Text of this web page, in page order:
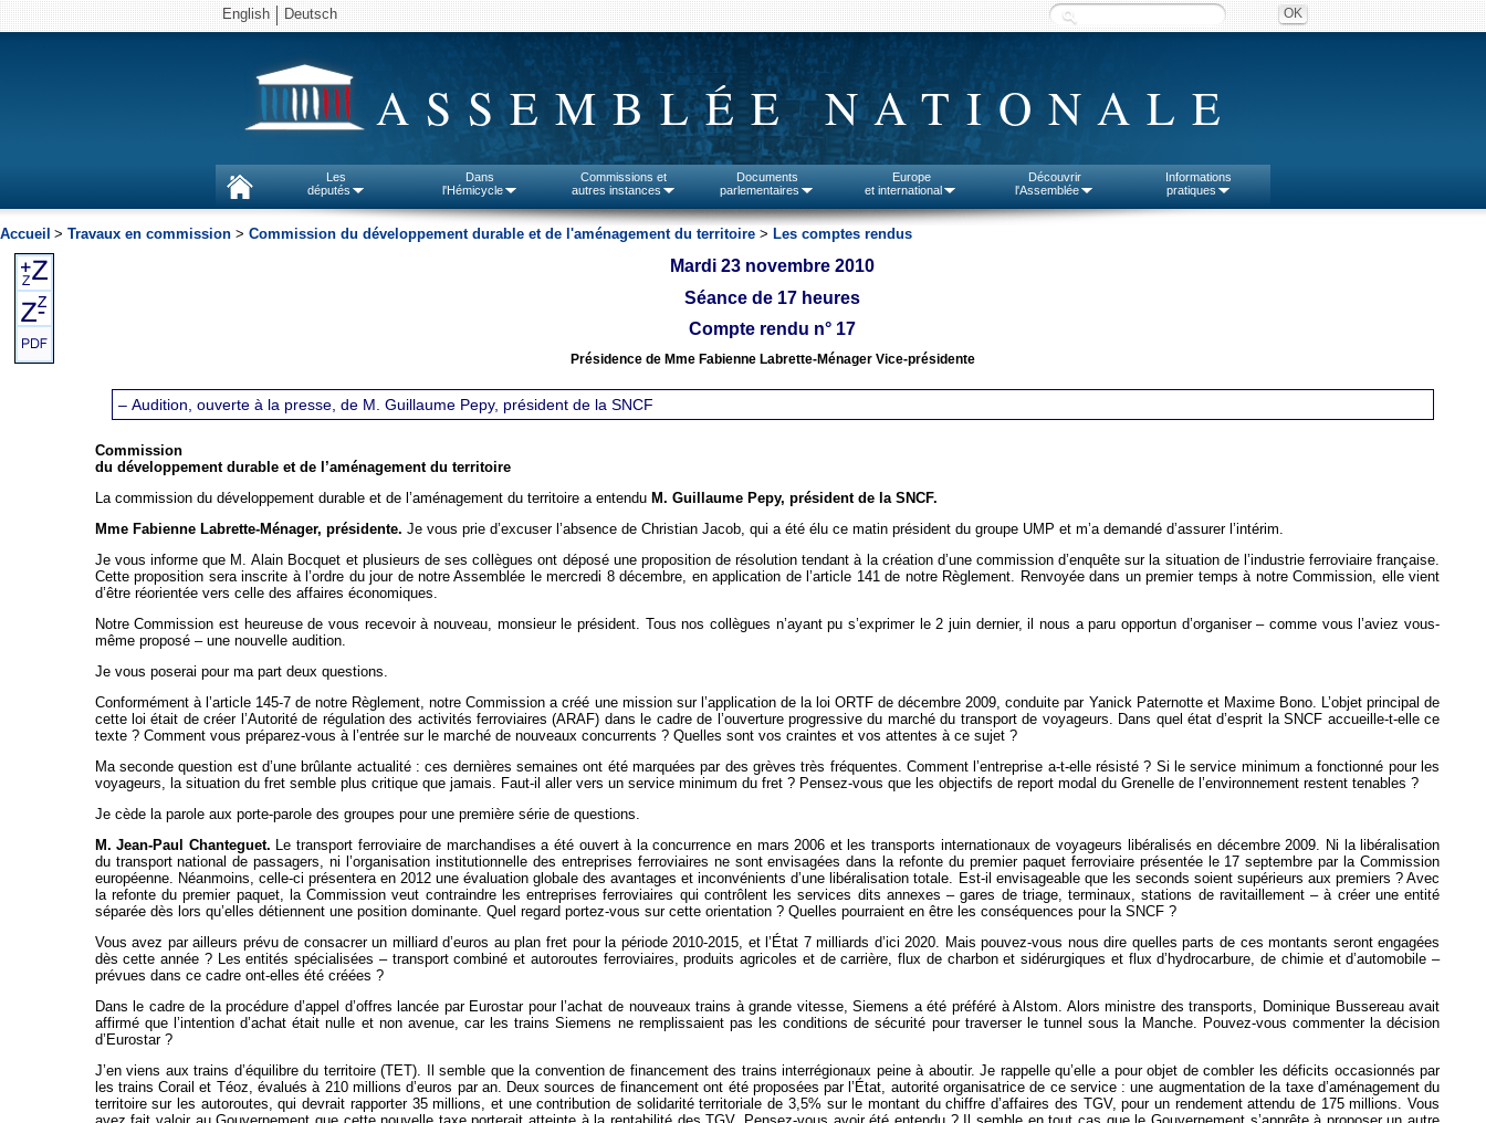
English Deutsch
ASSEMBLÉE NATIONALE
Les
députés
Dans
l'Hémicycle
Commissions et
autres instances
Documents
parlementaires
Europe
et international
Découvrir
l'Assemblée
Informations
pratiques
Accueil > Travaux en commission > Commission du développement durable et de l'aménagement du territoire > Les comptes rendus
Mardi 23 novembre 2010
Séance de 17 heures
Compte rendu n° 17
Présidence de Mme Fabienne Labrette-Ménager Vice-présidente
– Audition, ouverte à la presse, de M. Guillaume Pepy, président de la SNCF
Commission
du développement durable et de l’aménagement du territoire
La commission du développement durable et de l’aménagement du territoire a entendu M. Guillaume Pepy, président de la SNCF.
Mme Fabienne Labrette-Ménager, présidente. Je vous prie d’excuser l’absence de Christian Jacob, qui a été élu ce matin président du groupe UMP et m’a demandé d’assurer l’intérim.
Je vous informe que M. Alain Bocquet et plusieurs de ses collègues ont déposé une proposition de résolution tendant à la création d’une commission d’enquête sur la situation de l’industrie ferroviaire française.
Cette proposition sera inscrite à l’ordre du jour de notre Assemblée le mercredi 8 décembre, en application de l’article 141 de notre Règlement. Renvoyée dans un premier temps à notre Commission, elle vient
d’être réorientée vers celle des affaires économiques.
Notre Commission est heureuse de vous recevoir à nouveau, monsieur le président. Tous nos collègues n’ayant pu s’exprimer le 2 juin dernier, il nous a paru opportun d’organiser – comme vous l’aviez vous-
même proposé – une nouvelle audition.
Je vous poserai pour ma part deux questions.
Conformément à l’article 145-7 de notre Règlement, notre Commission a créé une mission sur l’application de la loi ORTF de décembre 2009, conduite par Yanick Paternotte et Maxime Bono. L’objet principal de
cette loi était de créer l’Autorité de régulation des activités ferroviaires (ARAF) dans le cadre de l’ouverture progressive du marché du transport de voyageurs. Dans quel état d’esprit la SNCF accueille-t-elle ce
texte ? Comment vous préparez-vous à l’entrée sur le marché de nouveaux concurrents ? Quelles sont vos craintes et vos attentes à ce sujet ?
Ma seconde question est d’une brûlante actualité : ces dernières semaines ont été marquées par des grèves très fréquentes. Comment l’entreprise a-t-elle résisté ? Si le service minimum a fonctionné pour les
voyageurs, la situation du fret semble plus critique que jamais. Faut-il aller vers un service minimum du fret ? Pensez-vous que les objectifs de report modal du Grenelle de l’environnement restent tenables ?
Je cède la parole aux porte-parole des groupes pour une première série de questions.
M. Jean-Paul Chanteguet. Le transport ferroviaire de marchandises a été ouvert à la concurrence en mars 2006 et les transports internationaux de voyageurs libéralisés en décembre 2009. Ni la libéralisation
du transport national de passagers, ni l’organisation institutionnelle des entreprises ferroviaires ne sont envisagées dans la refonte du premier paquet ferroviaire présentée le 17 septembre par la Commission
européenne. Néanmoins, celle-ci présentera en 2012 une évaluation globale des avantages et inconvénients d’une libéralisation totale. Est-il envisageable que les seconds soient supérieurs aux premiers ? Avec
la refonte du premier paquet, la Commission veut contraindre les entreprises ferroviaires qui contrôlent les services dits annexes – gares de triage, terminaux, stations de ravitaillement – à créer une entité
séparée dès lors qu’elles détiennent une position dominante. Quel regard portez-vous sur cette orientation ? Quelles pourraient en être les conséquences pour la SNCF ?
Vous avez par ailleurs prévu de consacrer un milliard d’euros au plan fret pour la période 2010-2015, et l’État 7 milliards d’ici 2020. Mais pouvez-vous nous dire quelles parts de ces montants seront engagées
dès cette année ? Les entités spécialisées – transport combiné et autoroutes ferroviaires, produits agricoles et de carrière, flux de charbon et sidérurgiques et flux d’hydrocarbure, de chimie et d’automobile –
prévues dans ce cadre ont-elles été créées ?
Dans le cadre de la procédure d’appel d’offres lancée par Eurostar pour l’achat de nouveaux trains à grande vitesse, Siemens a été préféré à Alstom. Alors ministre des transports, Dominique Bussereau avait
affirmé que l’intention d’achat était nulle et non avenue, car les trains Siemens ne remplissaient pas les conditions de sécurité pour traverser le tunnel sous la Manche. Pouvez-vous commenter la décision
d’Eurostar ?
J’en viens aux trains d’équilibre du territoire (TET). Il semble que la convention de financement des trains interrégionaux peine à aboutir. Je rappelle qu’elle a pour objet de combler les déficits occasionnés par
les trains Corail et Téoz, évalués à 210 millions d’euros par an. Deux sources de financement ont été proposées par l’État, autorité organisatrice de ce service : une augmentation de la taxe d’aménagement du
territoire sur les autoroutes, qui devrait rapporter 35 millions, et une contribution de solidarité territoriale de 3,5% sur le montant du chiffre d’affaires des TGV, pour un rendement attendu de 175 millions. Vous